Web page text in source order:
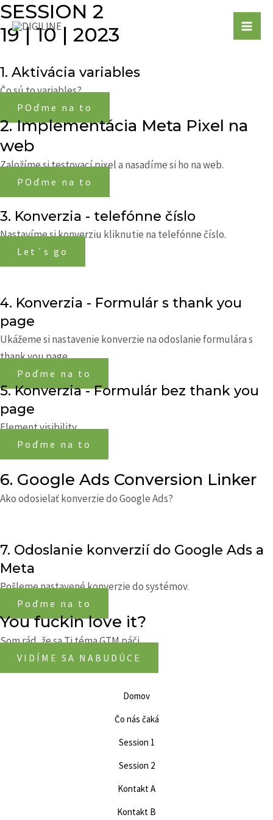
Preskočiť
na
obsah
SESSION 2
19 | 10 | 2023
1. Aktivácia variables
Čo sú to variables?
POďme na to
2. Implementácia Meta Pixel na
web
Založíme si testovací pixel a nasadíme si ho na web.
POďme na to
3. Konverzia - telefónne číslo
Nastavíme si konverziu kliknutie na telefónne číslo.
Let´s go
4. Konverzia - Formulár s thank you
page
Ukážeme si nastavenie konverzie na odoslanie formulára s
thank you page.
Poďme na to
5. Konverzia - Formulár bez thank you
page
Element visibility.
Poďme na to
6. Google Ads Conversion Linker
Ako odosielať konverzie do Google Ads?
7. Odoslanie konverzií do Google Ads a
Meta
Pošleme nastavené konverzie do systémov.
Poďme na to
You fuckin love it?
Som rád, že sa Ti téma GTM páči.
VIDÍME SA NABUDÚCE
Domov
Čo nás čaká
Session 1
Session 2
Kontakt A
Kontakt B